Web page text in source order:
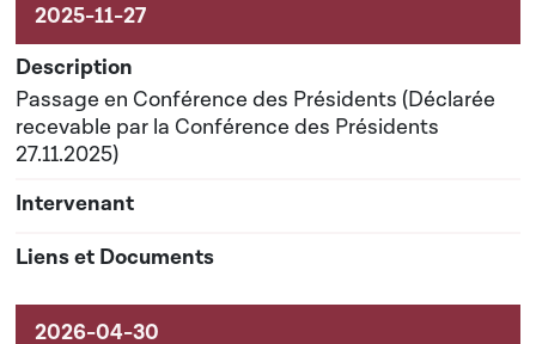
Passage en Conférence des Présidents (Déclarée
recevable par la Conférence des Présidents
27.11.2025)